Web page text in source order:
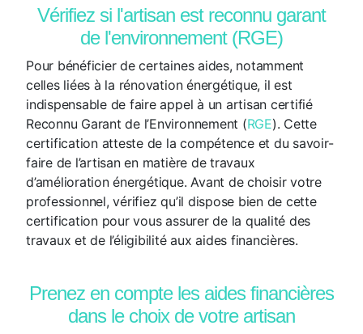
Vérifiez si l'artisan est reconnu garant
de l'environnement (RGE)
Pour bénéficier de certaines aides, notamment
celles liées à la rénovation énergétique, il est
indispensable de faire appel à un artisan certifié
Reconnu Garant de l’Environnement (RGE). Cette
certification atteste de la compétence et du savoir-
faire de l’artisan en matière de travaux
d’amélioration énergétique. Avant de choisir votre
professionnel, vérifiez qu’il dispose bien de cette
certification pour vous assurer de la qualité des
travaux et de l’éligibilité aux aides financières.
Prenez en compte les aides financières
dans le choix de votre artisan